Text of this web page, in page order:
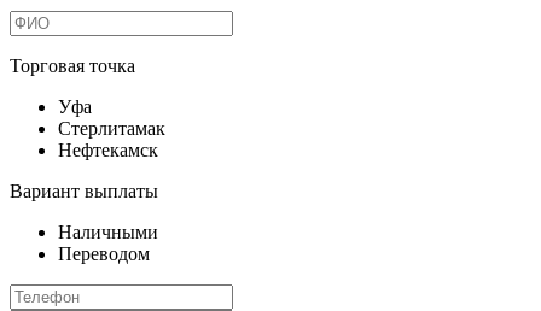
Торговая точка
Уфа
Стерлитамак
Нефтекамск
Вариант выплаты
Наличными
Переводом